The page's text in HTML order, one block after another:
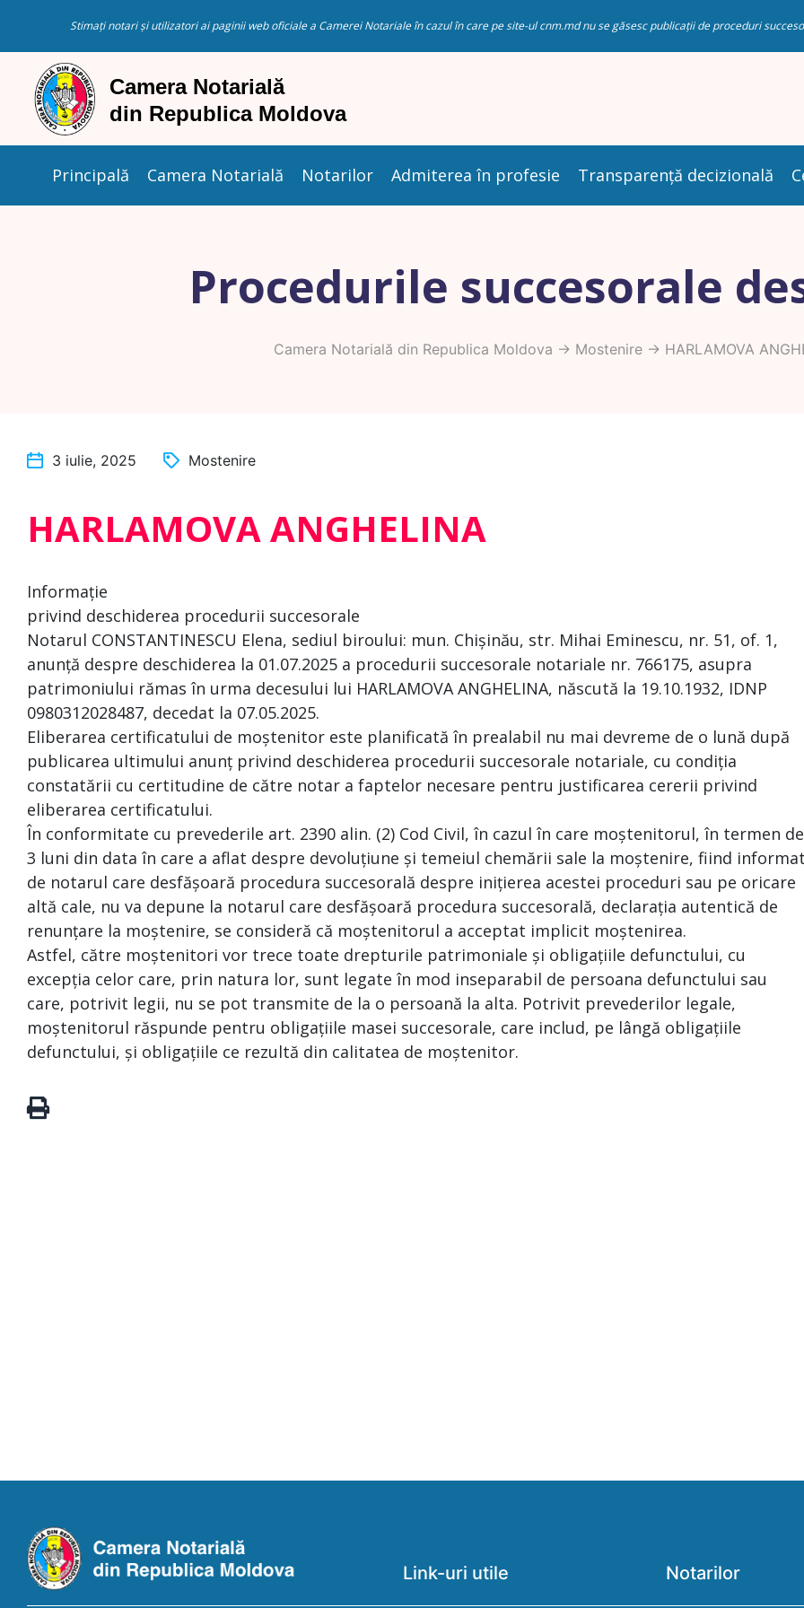
Stimați notari și utilizatori ai paginii web oficiale a Camerei Notariale în cazul în care pe site-ul cnm.md nu se găsesc publicații de proceduri
Principală Camera Notarială Notarilor Admiterea în profesie Transparență decizională
Procedurile succesorale
Camera Notarială din Republica Moldova -> Mostenire -> HARLAMOVA
3 iulie, 2025 Mostenire
HARLAMOVA ANGHELINA
Informație
privind deschiderea procedurii succesorale
Notarul CONSTANTINESCU Elena, sediul biroului: mun. Chișinău, str. Mihai Eminescu, nr. 51, of. 1,
anunță despre deschiderea la 01.07.2025 a procedurii succesorale notariale nr. 766175, asupra
patrimoniului rămas în urma decesului lui HARLAMOVA ANGHELINA, născută la 19.10.1932, IDNP
0980312028487, decedat la 07.05.2025.
Eliberarea certificatului de moștenitor este planificată în prealabil nu mai devreme de o lună după
publicarea ultimului anunț privind deschiderea procedurii succesorale notariale, cu condiția
constatării cu certitudine de către notar a faptelor necesare pentru justificarea cererii privind
eliberarea certificatului.
În conformitate cu prevederile art. 2390 alin. (2) Cod Civil, în cazul în care moștenitorul, în termen de
3 luni din data în care a aflat despre devoluțiune și temeiul chemării sale la moștenire, fiind informat
de notarul care desfășoară procedura succesorală despre inițierea acestei proceduri sau pe oricare
altă cale, nu va depune la notarul care desfășoară procedura succesorală, declarația autentică de
renunțare la moștenire, se consideră că moștenitorul a acceptat implicit moștenirea.
Astfel, către moștenitori vor trece toate drepturile patrimoniale și obligațiile defunctului, cu
excepția celor care, prin natura lor, sunt legate în mod inseparabil de persoana defunctului sau
care, potrivit legii, nu se pot transmite de la o persoană la alta. Potrivit prevederilor legale,
moștenitorul răspunde pentru obligațiile masei succesorale, care includ, pe lângă obligațiile
defunctului, și obligațiile ce rezultă din calitatea de moștenitor.
Link-uri utile Notarilor